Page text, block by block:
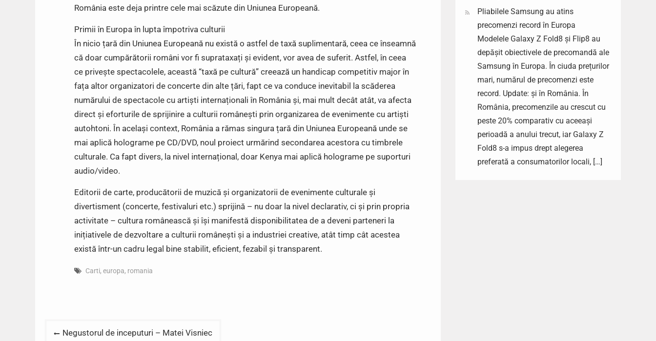
România este deja printre cele mai scăzute din Uniunea Europeană.
Primii în Europa în lupta împotriva culturii
În nicio țară din Uniunea Europeană nu există o astfel de taxă suplimentară, ceea ce înseamnă
că doar cumpărătorii români vor fi suprataxați și evident, vor avea de suferit. Astfel, în ceea
ce privește spectacolele, această “taxă pe cultură” creează un handicap competitiv major în
fața altor organizatori de concerte din alte țări, fapt ce va conduce inevitabil la scăderea
numărului de spectacole cu artiști internaționali în România și, mai mult decât atât, va afecta
direct și eforturile de sprijinire a culturii românești prin organizarea de evenimente cu artiști
autohtoni. În același context, România a rămas singura țară din Uniunea Europeană unde se
mai aplică holograme pe CD/DVD, noul proiect urmărind secondarea acestora cu timbrele
culturale. Ca fapt divers, la nivel internațional, doar Kenya mai aplică holograme pe suporturi
audio/video.
Editorii de carte, producătorii de muzică și organizatorii de evenimente culturale și
divertisment (concerte, festivaluri etc.) sprijină – nu doar la nivel declarativ, ci și prin propria
activitate – cultura românească și își manifestă disponibilitatea de a deveni parteneri la
inițiativele de dezvoltare a culturii românești și a industriei creative, atât timp cât acestea
există într-un cadru legal bine stabilit, eficient, fezabil și transparent.
Carti, europa, romania
PostNegustorul de inceputuri – Matei Visniec
Pliabilele Samsung au atins
precomenzi record în Europa
Modelele Galaxy Z Fold8 și Flip8 au
depășit obiectivele de precomandă ale
Samsung în Europa. În ciuda prețurilor
mari, numărul de precomenzi este
record. Update: și în România. În
România, precomenzile au crescut cu
peste 20% comparativ cu aceeași
perioadă a anului trecut, iar Galaxy Z
Fold8 s-a impus drept alegerea
preferată a consumatorilor locali, […]